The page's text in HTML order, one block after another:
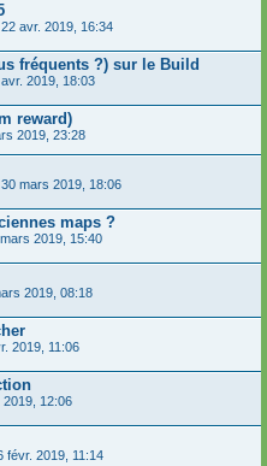
22 avr. 2019, 16:34
fréquents ?) sur le Build
2019, 18:03
reward)
2019, 23:28
30 mars 2019, 18:06
maps ?
2019, 15:40
2019, 08:18
2019, 11:06
2019, 12:06
févr. 2019, 11:14